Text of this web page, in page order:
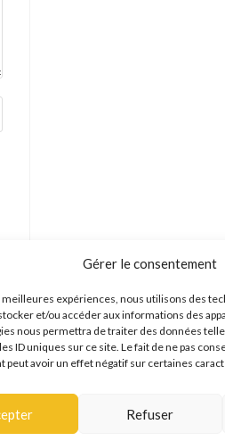
Gérer le consentement
expériences, nous utilisons des
et/ou accéder aux informations des
nous permettra de traiter des données
ID uniques sur ce site. Le fait de ne pas
peut avoir un effet négatif sur certaines
Refuser